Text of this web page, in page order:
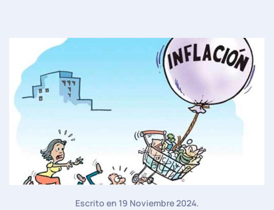
Escrito en 19 Noviembre 2024.